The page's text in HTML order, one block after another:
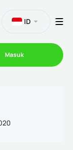
ID
Masuk